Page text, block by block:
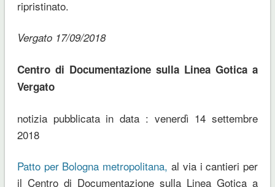
ripristinato.
Vergato 17/09/2018
Centro di Documentazione sulla Linea Gotica a
Vergato
notizia pubblicata in data : venerdì 14 settembre
2018
Patto per Bologna metropolitana, al via i cantieri per
il Centro di Documentazione sulla Linea Gotica a